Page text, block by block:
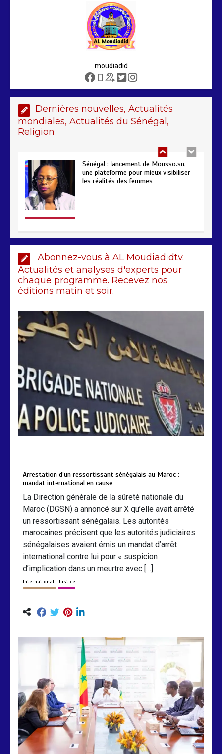
moudiadid
Dernières nouvelles, Actualités
mondiales, Actualités du Sénégal,
Religion
sénégalais au Maroc : mandat
international en cause
2 min 208
Sénégal – FMI : les discussions se
poursuivent autour du rapport ROSC
Sénégal : lancement de Mousso.sn,
une plateforme pour mieux visibiliser
les réalités des femmes
saisie de 28 kg de haschich estimés à
190 millions FCFA
2 min 228
Arrestation d’un ressortissant
sénégalais au Maroc : mandat
international en cause
208
Abonnez-vous à AL Moudiadidtv.
Actualités et analyses d'experts pour
chaque programme. Recevez nos
éditions matin et soir.
Arrestation d’un ressortissant sénégalais au Maroc :
mandat international en cause
La Direction générale de la sûreté nationale du
Maroc (DGSN) a annoncé sur X qu’elle avait arrêté
un ressortissant sénégalais. Les autorités
marocaines précisent que les autorités judiciaires
sénégalaises avaient émis un mandat d’arrêt
international contre lui pour « suspicion
d’implication dans un meurtre avec […]
International Justice